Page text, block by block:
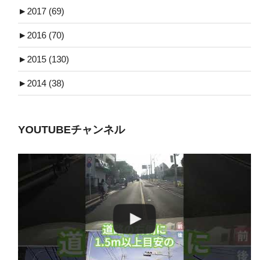
► 2017 (69)
► 2016 (70)
► 2015 (130)
► 2014 (38)
YOUTUBEチャンネル